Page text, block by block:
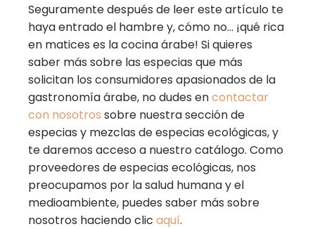
Seguramente después de leer este artículo te
haya entrado el hambre y, cómo no… ¡qué rica
en matices es la cocina árabe! Si quieres
saber más sobre las especias que más
solicitan los consumidores apasionados de la
gastronomía árabe, no dudes encontactar
con nosotros sobre nuestra sección de
especias y mezclas de especias ecológicas, y
te daremos acceso a nuestro catálogo. Como
proveedores de especias ecológicas, nos
preocupamos por la salud humana y el
medioambiente, puedes saber más sobre
nosotros haciendo clicaquí.